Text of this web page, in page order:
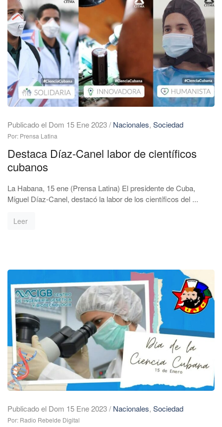
Publicado el Dom 15 Ene 2023/ Nacionales, Sociedad
Por: Prensa Latina
Destaca Díaz-Canel labor de científicos
cubanos
La Habana, 15 ene (Prensa Latina) El presidente de Cuba,
Miguel Díaz-Canel, destacó la labor de los científicos del ...
Leer
Publicado el Dom 15 Ene 2023/ Nacionales, Sociedad
Por: Radio Rebelde Digital